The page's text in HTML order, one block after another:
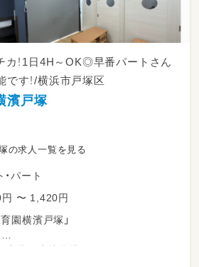
昼寝
やつ
由遊び
次降園
カ！1日4H～OK◎早番パートさん
す！/横浜市戸塚区
濱戸塚
の求人一覧を見る
パート
〜 1,420円
園横濱戸塚」
1歳児～未就学児まで